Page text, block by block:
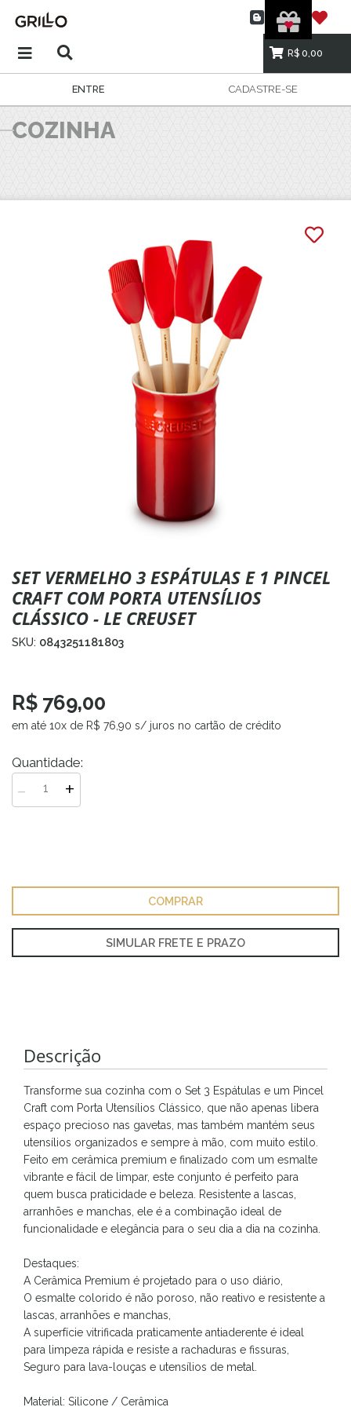
R$ 0,00
ENTRE CADASTRE-SE
COZINHA
SET VERMELHO 3 ESPÁTULAS E 1 PINCEL
CRAFT COM PORTA UTENSÍLIOS
CLÁSSICO - LE CREUSET
SKU: 0843251181803
R$ 769,00
em até 10x de R$ 76,90 s/ juros no cartão de crédito
Quantidade:
- +
COMPRAR
Descrição
Transforme sua cozinha com o Set 3 Espátulas e um Pincel
Craft com Porta Utensílios Clássico, que não apenas libera
espaço precioso nas gavetas, mas também mantém seus
utensílios organizados e sempre à mão, com muito estilo.
Feito em cerâmica premium e finalizado com um esmalte
vibrante e fácil de limpar, este conjunto é perfeito para
quem busca praticidade e beleza. Resistente a lascas,
arranhões e manchas, ele é a combinação ideal de
funcionalidade e elegância para o seu dia a dia na cozinha.
Destaques:
A Cerâmica Premium é projetado para o uso diário,
O esmalte colorido é não poroso, não reativo e resistente a
lascas, arranhões e manchas,
A superfície vitrificada praticamente antiaderente é ideal
para limpeza rápida e resiste a rachaduras e fissuras,
Seguro para lava-louças e utensílios de metal.
Material: Silicone / Cerâmica